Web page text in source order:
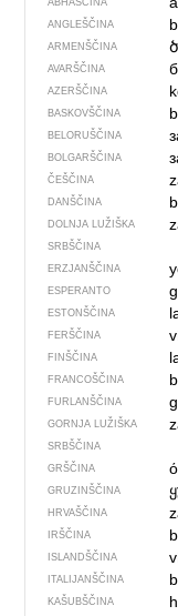
ABHAŠČINA
ANGLEŠČINA
ARMENŠČINA
AVARŠČINA
AZERŠČINA
BASKOVŠČINA
BELORUŠČINA
BOLGARŠČINA
ČEŠČINA
DANŠČINA
DOLNJA LUŽIŠKA
SRBŠČINA
ERZJANŠČINA
ESPERANTO
ESTONŠČINA
FERŠČINA
FINŠČINA
FRANCOŠČINA
FURLANŠČINA
GORNJA LUŽIŠKA
SRBŠČINA
GRŠČINA
GRUZINŠČINA
HRVAŠČINA
IRŠČINA
ISLANDŠČINA
ITALIJANŠČINA
KAŠUBŠČINA